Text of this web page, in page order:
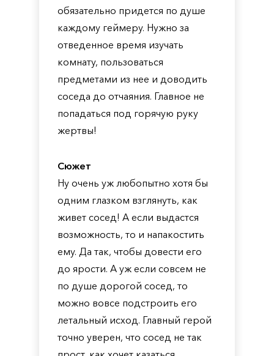
обязательно придется по душе
каждому геймеру. Нужно за
отведенное время изучать
комнату, пользоваться
предметами из нее и доводить
соседа до отчаяния. Главное не
попадаться под горячую руку
жертвы!
Сюжет
Ну очень уж любопытно хотя бы
одним глазком взглянуть, как
живет сосед! А если выдастся
возможность, то и напакостить
ему. Да так, чтобы довести его
до ярости. А уж если совсем не
по душе дорогой сосед, то
можно вовсе подстроить его
летальный исход. Главный герой
точно уверен, что сосед не так